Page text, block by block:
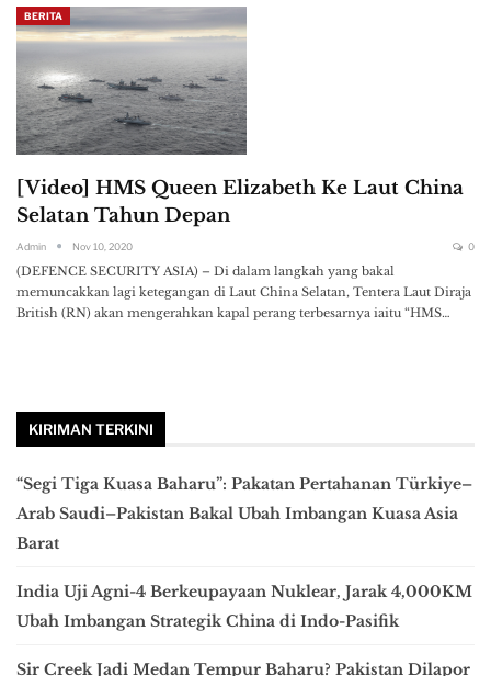
BERITA
[Video] HMS Queen Elizabeth Ke Laut China
Selatan Tahun Depan
Admin Nov 10, 2020 0
(DEFENCE SECURITY ASIA) – Di dalam langkah yang bakal
memuncakkan lagi ketegangan di Laut China Selatan, Tentera Laut Diraja
British (RN) akan mengerahkan kapal perang terbesarnya iaitu “HMS…
KIRIMAN TERKINI
“Segi Tiga Kuasa Baharu”: Pakatan Pertahanan Türkiye–
Arab Saudi–Pakistan Bakal Ubah Imbangan Kuasa Asia
Barat
India Uji Agni-4 Berkeupayaan Nuklear, Jarak 4,000KM
Ubah Imbangan Strategik China di Indo-Pasifik
Sir Creek Jadi Medan Tempur Baharu? Pakistan Dilapor